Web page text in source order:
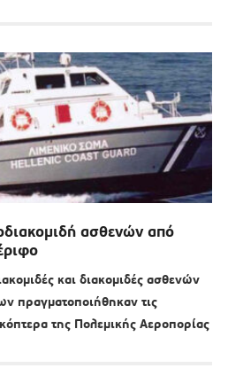
ασθενών από
και διακομιδές ασθενών
πραγματοποιήθηκαν τις
της Πολεμικής Αεροπορίας